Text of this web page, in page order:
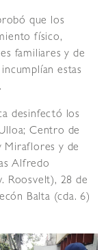
que los
físico,
familiares y de
estas
desinfectó los
Centro de
Miraflores y de
Alfredo
Roosvelt), 28 de
Balta (cda. 6)